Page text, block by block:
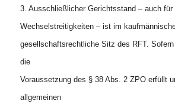
3. Ausschließlicher Gerichtsstand – auch für
Wechselstreitigkeiten – ist im
gesellschaftsrechtliche Sitz des RFT.
die
Voraussetzung des § 38 Abs. 2 ZPO erfüllt
allgemeinen